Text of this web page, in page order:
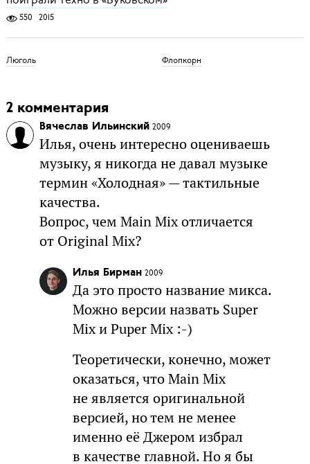
550 2015
Люголь Флопкорн
2 комментария
Вячеслав Ильинский 2009
Илья, очень интересно оцениваешь
музыку, я никогда не давал музыке
термин «Холодная» — тактильные
качества.
Вопрос, чем Main Mix отличается
от Original Mix?
Илья Бирман 2009
Да это просто название микса.
Можно версии назвать Super
Mix и Puper Mix :-)
Теоретически, конечно, может
оказаться, что Main Mix
не является оригинальной
версией, но тем не менее
именно её Джером избрал
в качестве главной. Но я бы